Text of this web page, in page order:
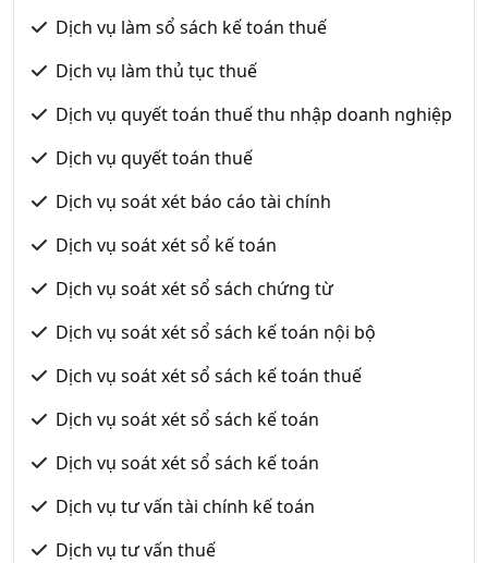
Dịch vụ làm sổ sách kế toán thuế
Dịch vụ làm thủ tục thuế
Dịch vụ quyết toán thuế thu nhập doanh nghiệp
Dịch vụ quyết toán thuế
Dịch vụ soát xét báo cáo tài chính
Dịch vụ soát xét sổ kế toán
Dịch vụ soát xét sổ sách chứng từ
Dịch vụ soát xét sổ sách kế toán nội bộ
Dịch vụ soát xét sổ sách kế toán thuế
Dịch vụ soát xét sổ sách kế toán
Dịch vụ soát xét sổ sách kế toán
Dịch vụ tư vấn tài chính kế toán
Dịch vụ tư vấn thuế